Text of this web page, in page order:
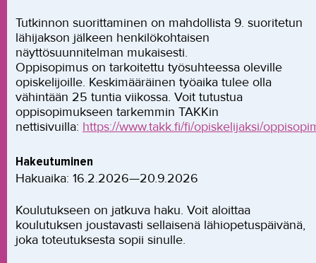
Tutkinnon suorittaminen on mahdollista 9. suoritetun
lähijakson jälkeen henkilökohtaisen
näyttösuunnitelman mukaisesti.
Oppisopimus on tarkoitettu työsuhteessa oleville
opiskelijoille. Keskimääräinen työaika tulee olla
vähintään 25 tuntia viikossa. Voit tutustua
oppisopimukseen tarkemmin TAKKin
nettisivuilla: https://www.takk.fi/fi/opiskelijaksi/
Hakeutuminen
Hakuaika: 16.2.2026—20.9.2026
Koulutukseen on jatkuva haku. Voit aloittaa
koulutuksen joustavasti sellaisenä lähiopetuspäivänä,
joka toteutuksesta sopii sinulle.